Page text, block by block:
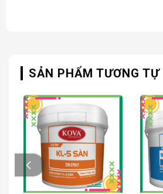
SẢN PHẨM TƯƠNG TỰ